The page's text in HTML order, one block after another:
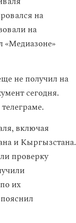
на
на
«Медиазоне»
не получил на
сегодня.
включая
и Кыргызстана.
проверку
их